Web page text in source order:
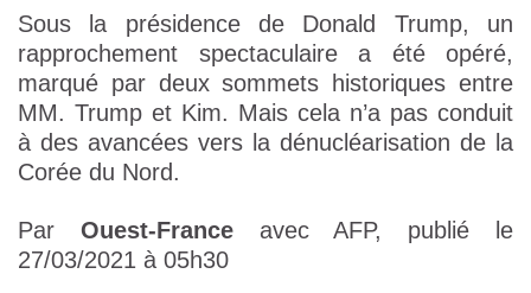
Sous la présidence de Donald Trump, un
rapprochement spectaculaire a été opéré,
marqué par deux sommets historiques entre
MM. Trump et Kim. Mais cela n’a pas conduit
à des avancées vers la dénucléarisation de la
Corée du Nord.
Par Ouest-Franceavec AFP, publié le
27/03/2021 à 05h30